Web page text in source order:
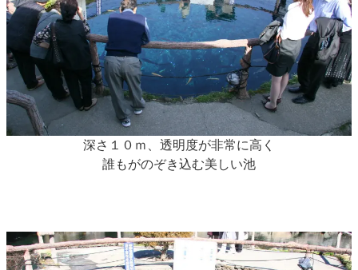
深さ１０ｍ、透明度が非常に高く
誰もがのぞき込む美しい池